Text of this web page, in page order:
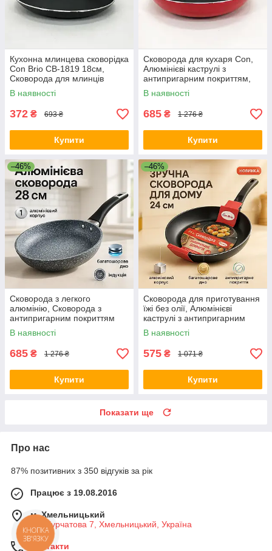
Кухонна млинцева сковорідка
Con Brio СВ-1819 18см,
Сковорода для млинців
антипригарна AE-46
В наявності
372 ₴ 693 ₴
Купити
Сковорода для кухаря Con,
Алюмінієві каструлі з
антипригарним покриттям,
Якісна сковорода для
смаження JM-79
В наявності
685 ₴ 1 276 ₴
Купити
–46%
Сковорода з легкого
алюмінію, Сковорода з
антипригарним покриттям
внутрішньої поверхні MC-25
В наявності
685 ₴ 1 276 ₴
Купити
–46%
Сковорода для приготування
їжі без олії, Алюмінієві
каструлі з антипригарним
покриттям XJ-91
В наявності
575 ₴ 1 071 ₴
Купити
Показати ще
Про нас
87% позитивних з 350 відгуків за рік
Працює з 19.08.2016
м. Хмельницький
вул Курчатова 7, Хмельницький, Україна
Контакти
КНОПКА
ЗВ'ЯЗКУ